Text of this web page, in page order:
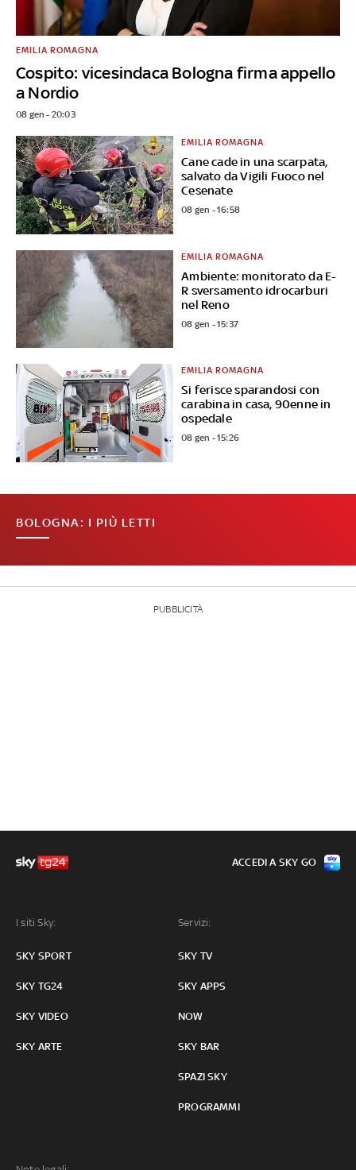
Cospito: vicesindaca Bologna firma appello
a Nordio
EMILIA ROMAGNA
08 gen - 20:03
Cane cade in una scarpata,
salvato da Vigili Fuoco nel
Cesenate
EMILIA ROMAGNA
08 gen - 16:58
Ambiente: monitorato da E-
R sversamento idrocarburi
nel Reno
EMILIA ROMAGNA
08 gen - 15:37
Si ferisce sparandosi con
carabina in casa, 90enne in
ospedale
EMILIA ROMAGNA
08 gen - 15:26
BOLOGNA: I PIÙ LETTI
PUBBLICITÀ
I siti Sky:
SKY SPORT
SKY TG24
SKY VIDEO
SKY ARTE
Servizi:
SKY TV
SKY APPS
NOW
SKY BAR
SPAZI SKY
PROGRAMMI
ACCEDI A SKY GO